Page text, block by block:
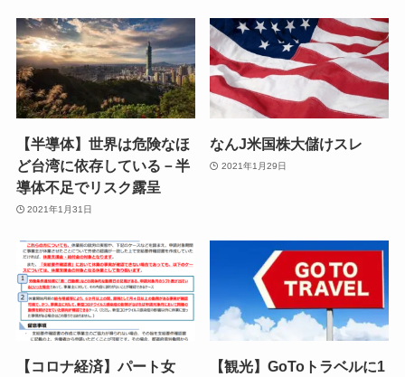
【半導体】世界は危険なほ
ど台湾に依存している－半
導体不足でリスク露呈
2021年1月31日
なんJ米国株大儲けスレ
2021年1月29日
【コロナ経済】パート女
【観光】GoToトラベルに1